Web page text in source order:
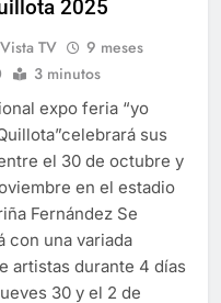
2025
TV
9 meses
3 minutos
expo feria “yo
sus
el 30 de octubre y
en el estadio
Fernández Se
con una variada
artistas durante 4 días
30 y el 2 de